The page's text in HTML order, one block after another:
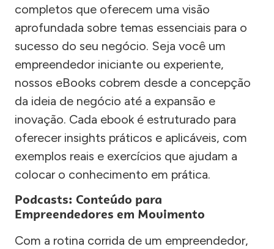
completos que oferecem uma visão
aprofundada sobre temas essenciais para o
sucesso do seu negócio. Seja você um
empreendedor iniciante ou experiente,
nossos eBooks cobrem desde a concepção
da ideia de negócio até a expansão e
inovação. Cada ebook é estruturado para
oferecer insights práticos e aplicáveis, com
exemplos reais e exercícios que ajudam a
colocar o conhecimento em prática.
Podcasts: Conteúdo para
Empreendedores em Movimento
Com a rotina corrida de um empreendedor,